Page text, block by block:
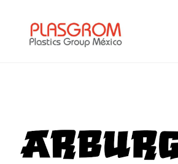
contenido